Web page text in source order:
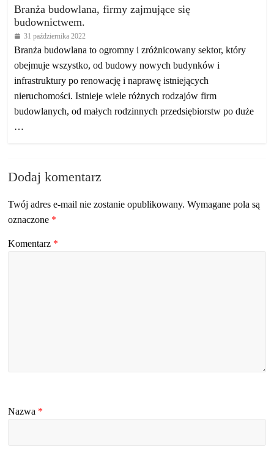
Branża budowlana, firmy zajmujące się
budownictwem.
31 października 2022
Branża budowlana to ogromny i zróżnicowany sektor, który
obejmuje wszystko, od budowy nowych budynków i
infrastruktury po renowację i naprawę istniejących
nieruchomości. Istnieje wiele różnych rodzajów firm
budowlanych, od małych rodzinnych przedsiębiorstw po duże
…
Dodaj komentarz
Twój adres e-mail nie zostanie opublikowany. Wymagane pola są
oznaczone *
Komentarz *
Nazwa *